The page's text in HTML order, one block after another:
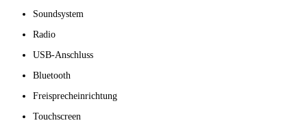
Soundsystem
Radio
USB-Anschluss
Bluetooth
Freisprecheinrichtung
Touchscreen